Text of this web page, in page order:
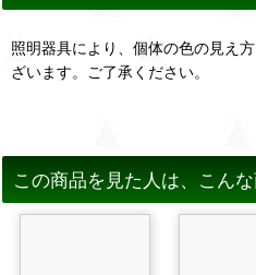
照明器具により、個体の色の見え
ざいます。ご了承ください。
この商品を見た人は、こんな